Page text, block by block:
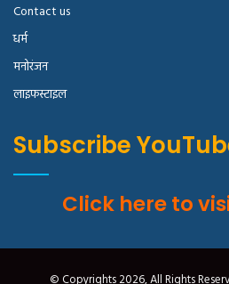
Contact us
धर्म
मनोरंजन
लाइफस्टाइल
Subscribe
Click here to
© Copyrights 2026, All Rights